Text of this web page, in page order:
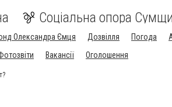
Соціальна опора
Олександра Ємця Дозвілля Погода
Вакансії Оголошення